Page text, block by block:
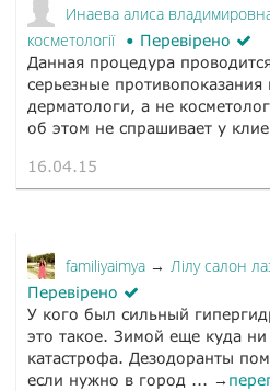
Инаева алиса
косметології
Перевірено
Данная процедура
серьезные противопоказания
дерматологи, а не
об этом не спрашивает у
16.04.15
familiyaimya → Лілу салон
Перевірено
У кого был сильный
это такое. Зимой еще куда
катастрофа. Дезодоранты
если нужно в город ... →